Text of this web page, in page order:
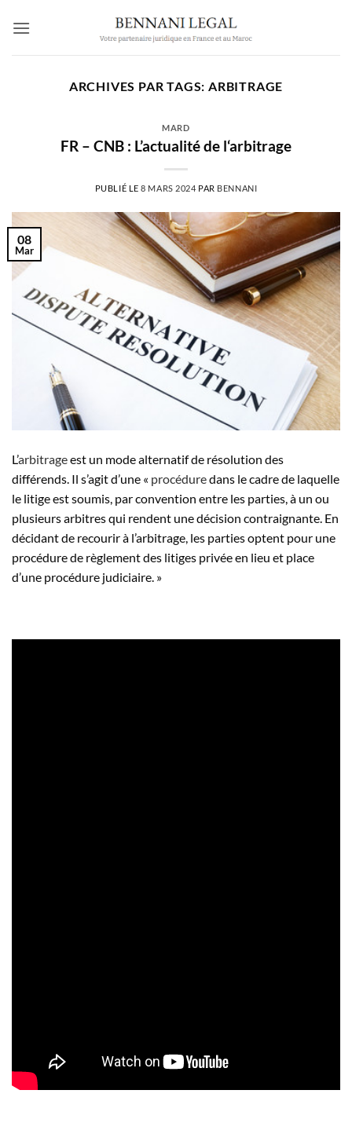
ARCHIVES PAR TAGS: ARBITRAGE
MARD
FR – CNB : L’actualité de l‘arbitrage
PUBLIÉ LE8 MARS 2024 PAR BENNANI
08
Mar
L’arbitrageest un mode alternatif de résolution des
différends. Il s’agit d’une « procéduredans le cadre de laquelle
le litige est soumis, par convention entre les parties, à un ou
plusieurs arbitres qui rendent une décision contraignante. En
décidant de recourir à l’arbitrage, les parties optent pour une
procédure de règlement des litiges privée en lieu et place
d’une procédure judiciaire. »